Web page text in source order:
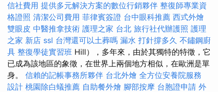
信社費用 提供多元解決方案的數位行銷夥伴 整復師專業資
格證照 清潔公司費用 菲律賓簽證 台中眼科推薦 西式外燴
雙眼皮 中醫推拿技術 護理之家 台北 旅行社代辦護照 護理
之家 新店 ssl 台灣還可以土葬嗎 漏水 打針撐多久 不鏽鋼廚
具 整復學徒實習班 Hill），多年來，由於其獨特的特徵，它
已成為該地區的象徵，在世界上兩個地方相似，在歐洲是單
身。 信賴的記帳事務所夥伴 台北外燴 全方位安養院服務
設計 桃園除白蟻推薦 自助餐外燴 腳部按摩 台胞證申請 外